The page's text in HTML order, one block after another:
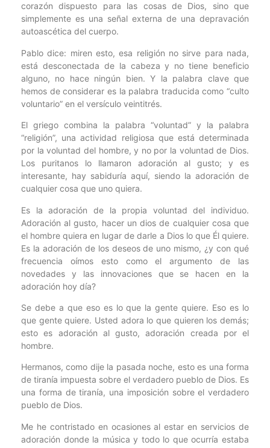
corazón dispuesto para las cosas de Dios, sino que
simplemente es una señal externa de una depravación
autoascética del cuerpo.
Pablo dice: miren esto, esa religión no sirve para nada,
está desconectada de la cabeza y no tiene beneficio
alguno, no hace ningún bien. Y la palabra clave que
hemos de considerar es la palabra traducida como “culto
voluntario” en el versículo veintitrés.
El griego combina la palabra “voluntad” y la palabra
“religión”, una actividad religiosa que está determinada
por la voluntad del hombre, y no por la voluntad de Dios.
Los puritanos lo llamaron adoración al gusto; y es
interesante, hay sabiduría aquí, siendo la adoración de
cualquier cosa que uno quiera.
Es la adoración de la propia voluntad del individuo.
Adoración al gusto, hacer un dios de cualquier cosa que
el hombre quiera en lugar de darle a Dios lo que Él quiere.
Es la adoración de los deseos de uno mismo, ¿y con qué
frecuencia oímos esto como el argumento de las
novedades y las innovaciones que se hacen en la
adoración hoy día?
Se debe a que eso es lo que la gente quiere. Eso es lo
que gente quiere. Usted adora lo que quieren los demás;
esto es adoración al gusto, adoración creada por el
hombre.
Hermanos, como dije la pasada noche, esto es una forma
de tiranía impuesta sobre el verdadero pueblo de Dios. Es
una forma de tiranía, una imposición sobre el verdadero
pueblo de Dios.
Me he contristado en ocasiones al estar en servicios de
adoración donde la música y todo lo que ocurría estaba